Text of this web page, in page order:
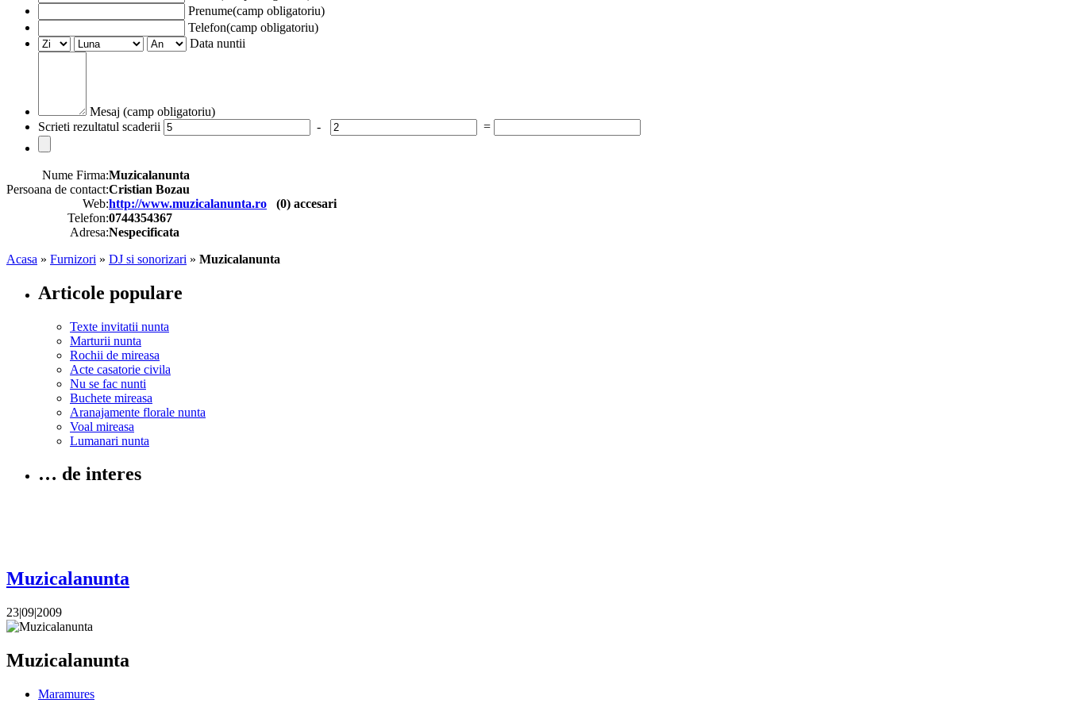
Prenume(camp obligatoriu)
Telefon(camp obligatoriu)
Data nuntii
Mesaj (camp obligatoriu)
Scrieti rezultatul scaderii
- =
Nume Firma:Muzicalanunta
Persoana de contact:Cristian Bozau
Web:http://www.muzicalanunta.ro (0) accesari
Telefon:0744354367
Adresa:Nespecificata
Acasa » Furnizori » DJ si sonorizari » Muzicalanunta
Articole populare
Texte invitatii nunta
Marturii nunta
Rochii de mireasa
Acte casatorie civila
Nu se fac nunti
Buchete mireasa
Aranajamente florale nunta
Voal mireasa
Lumanari nunta
… de interes
Muzicalanunta
23|09|2009
Muzicalanunta
Maramures